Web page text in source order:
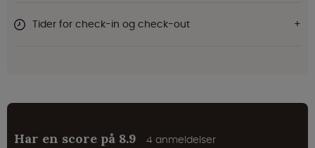
Tider for check-in og check-out
Har en score på 8.9 4 anmeldelser